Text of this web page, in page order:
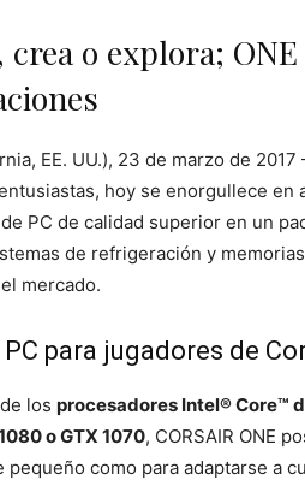
crea o explora;
EE. UU.), 23 de marzo de 2017
hoy se enorgullece en
PC de calidad superior en un
de refrigeración y
mercado.
PC para jugadores de
los procesadores Intel® Core™
o GTX 1070, CORSAIR ONE
pequeño como para adaptarse a